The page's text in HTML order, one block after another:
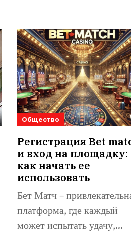
Общество
Регистрация Bet
и вход на площадку:
как начать ее
использовать
Бет Матч –
платформа, где каждый
может испытать удачу,